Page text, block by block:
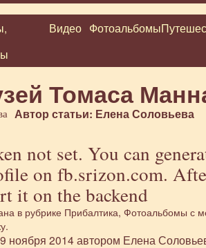
Видео Фотоальбомы
Томаса
Автор статьи: Елена Соловьева
not set. You can
on fb.srizon.com.
it on the backend
в рубрике Прибалтика, Фотоальбомы с
.
ноября 2014 автором Елена